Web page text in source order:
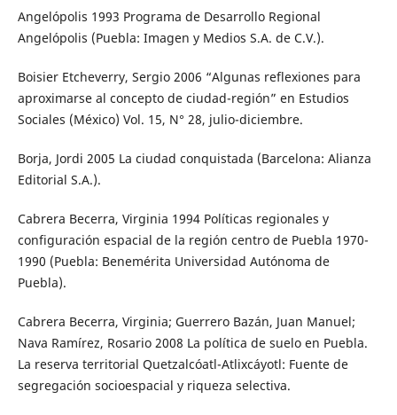
Angelópolis 1993 Programa de Desarrollo Regional
Angelópolis (Puebla: Imagen y Medios S.A. de C.V.).
Boisier Etcheverry, Sergio 2006 “Algunas reflexiones para
aproximarse al concepto de ciudad-región” en Estudios
Sociales (México) Vol. 15, N° 28, julio-diciembre.
Borja, Jordi 2005 La ciudad conquistada (Barcelona: Alianza
Editorial S.A.).
Cabrera Becerra, Virginia 1994 Políticas regionales y
configuración espacial de la región centro de Puebla 1970-
1990 (Puebla: Benemérita Universidad Autónoma de
Puebla).
Cabrera Becerra, Virginia; Guerrero Bazán, Juan Manuel;
Nava Ramírez, Rosario 2008 La política de suelo en Puebla.
La reserva territorial Quetzalcóatl-Atlixcáyotl: Fuente de
segregación socioespacial y riqueza selectiva.